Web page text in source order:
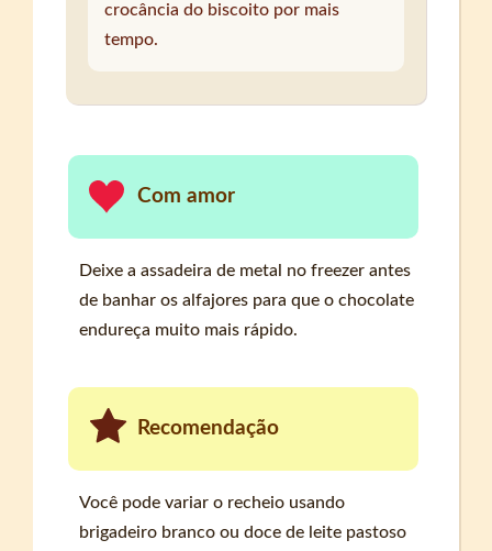
crocância do biscoito por mais
tempo.
Com amor
Deixe a assadeira de metal no freezer antes
de banhar os alfajores para que o chocolate
endureça muito mais rápido.
Recomendação
Você pode variar o recheio usando
brigadeiro branco ou doce de leite pastoso